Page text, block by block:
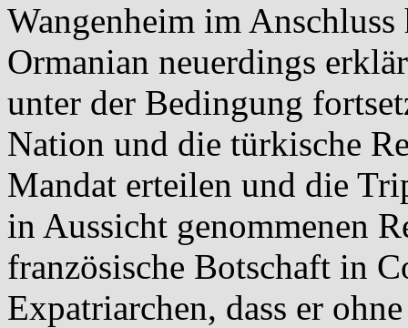
Wangenheim im
Ormanian neuerdings
unter der Bedingung
Nation und die türkische
Mandat erteilen und die
in Aussicht genommenen
französische Botschaft in
Expatriarchen, dass er